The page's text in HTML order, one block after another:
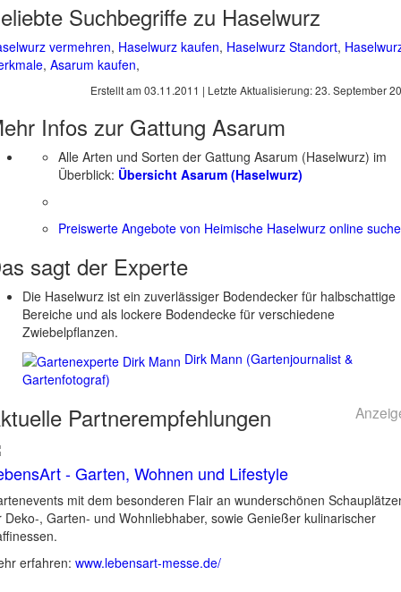
Suchbegriffe zu Haselwurz
vermehren, Haselwurz kaufen, Haselwurz Standort,
, Asarum kaufen,
Erstellt am 03.11.2011 | Letzte Aktualisierung:23. September
Infos zur Gattung Asarum
Alle Arten und Sorten der Gattung Asarum (Haselwurz) im
Überblick: Übersicht Asarum (Haselwurz)
Preiswerte Angebote von Heimische Haselwurz online
sagt der Experte
Die Haselwurz ist ein zuverlässiger Bodendecker für halbschattige
Bereiche und als lockere Bodendecke für verschiedene
Zwiebelpflanzen.
Dirk Mann (Gartenjournalist &
Gartenfotograf)
Partnerempfehlungen
- Garten, Wohnen und Lifestyle
mit dem besonderen Flair an wunderschönen
Deko-, Garten- und Wohnliebhaber, sowie Genießer kulinarischer
erfahren: www.lebensart-messe.de/